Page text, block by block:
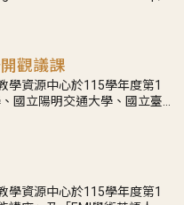
課經驗，深化跨校、跨領域
開觀議課
學資源中心於115學年度第1
國立陽明交通大學、國立臺
EMI專業交流活動》。
學資源中心於115學年度第1